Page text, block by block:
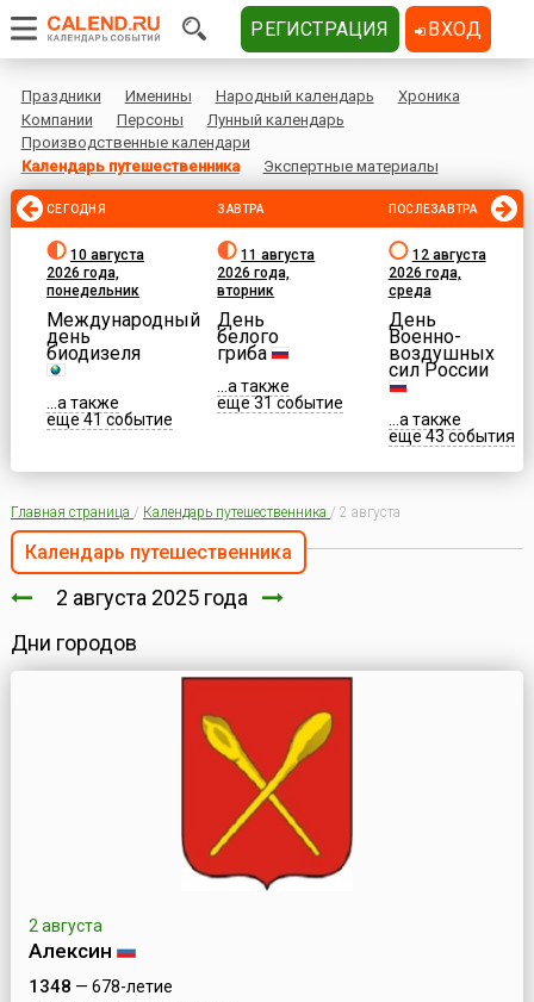
Праздники Именины Народный календарь
Хроника
Компании
Персоны
Лунный календарь
Производственные календари
Календарь путешественника
Экспертные материалы
СЕГОДНЯ
10 августа
2026 года,
понедельник
Международный
день
биодизеля
...а также
еще 41 событие
ЗАВТРА
11 августа
2026 года,
вторник
День
белого
гриба
...а также
еще 31 событие
ПОСЛЕЗАВТРА
12 августа
2026 года,
среда
День
Военно-
воздушных
сил России
...а также
еще 43 события
Главная страница / Календарь путешественника / 2 августа
Календарь путешественника
2 августа 2025 года
Дни городов
2 августа
Алексин
1348 — 678-летие
РЕГИСТРАЦИЯ ВХОД